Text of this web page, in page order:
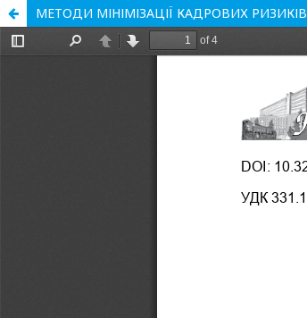
МЕТОДИ МІНІМІЗАЦІЇ КАДРОВИХ РИЗИКІВ